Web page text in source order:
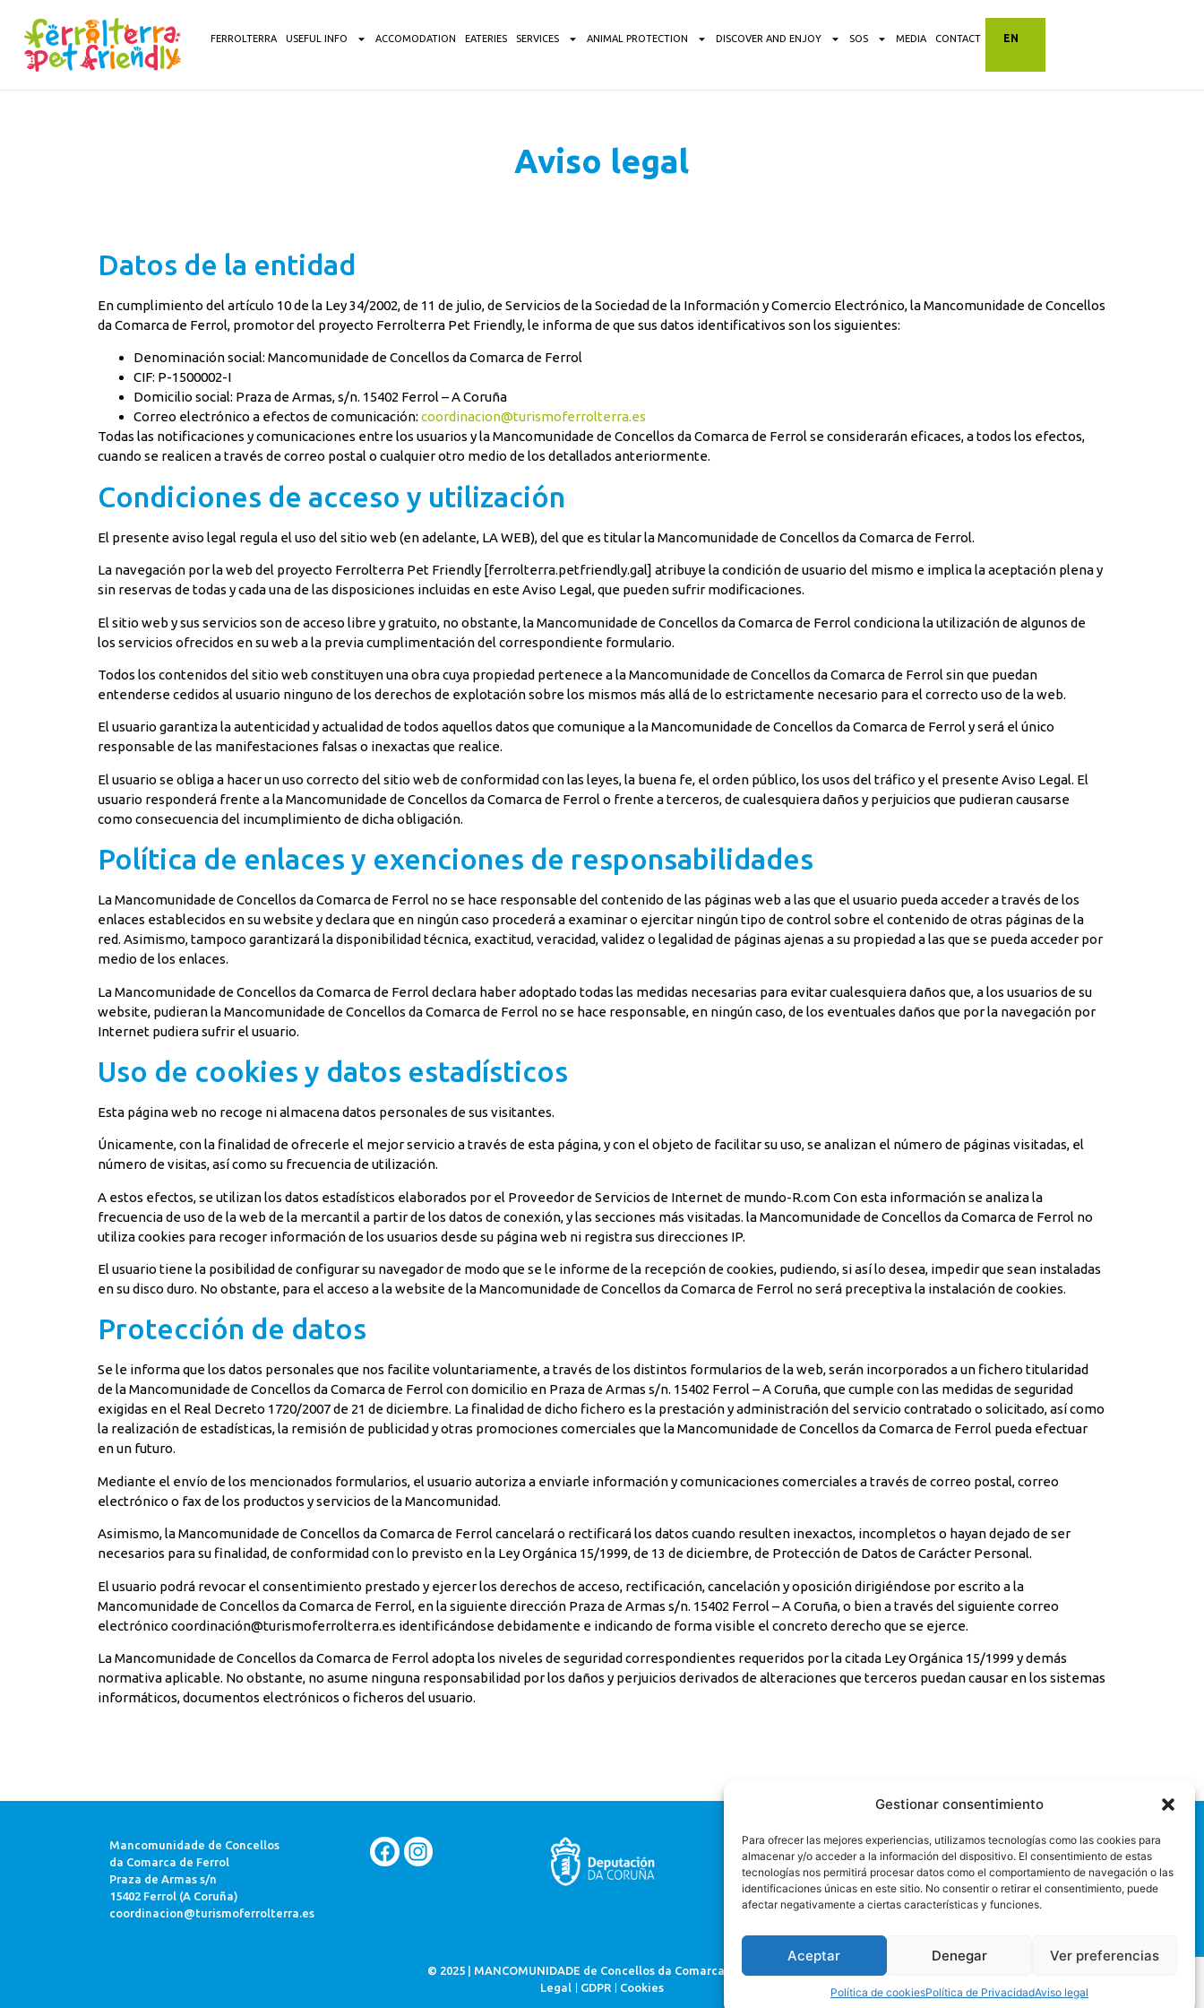
Gestionar consentimiento
Para ofrecer las mejores experiencias, utilizamos tecnologías como las cookies para
almacenar y/o acceder a la información del dispositivo. El consentimiento de estas
tecnologías nos permitirá procesar datos como el comportamiento de navegación o las
identificaciones únicas en este sitio. No consentir o retirar el consentimiento, puede
afectar negativamente a ciertas características y funciones.
Aceptar Denegar Ver preferencias
Política de cookiesPolítica de PrivacidadAviso legal
FERROLTERRA USEFUL INFO ACCOMODATION EATERIES SERVICES ANIMAL PROTECTION DISCOVER AND ENJOY SOS MEDIA CONTACT EN
Aviso legal
Datos de la entidad
En cumplimiento del artículo 10 de la Ley 34/2002, de 11 de julio, de Servicios de la Sociedad de la Información y Comercio Electrónico, la Mancomunidade de Concellos
da Comarca de Ferrol, promotor del proyecto Ferrolterra Pet Friendly, le informa de que sus datos identificativos son los siguientes:
Denominación social: Mancomunidade de Concellos da Comarca de Ferrol
CIF: P-1500002-I
Domicilio social: Praza de Armas, s/n. 15402 Ferrol – A Coruña
Correo electrónico a efectos de comunicación:coordinacion@turismoferrolterra.es
Todas las notificaciones y comunicaciones entre los usuarios y la Mancomunidade de Concellos da Comarca de Ferrol se considerarán eficaces, a todos los efectos,
cuando se realicen a través de correo postal o cualquier otro medio de los detallados anteriormente.
Condiciones de acceso y utilización
El presente aviso legal regula el uso del sitio web (en adelante, LA WEB), del que es titular la Mancomunidade de Concellos da Comarca de Ferrol.
La navegación por la web del proyecto Ferrolterra Pet Friendly [ferrolterra.petfriendly.gal] atribuye la condición de usuario del mismo e implica la aceptación plena y
sin reservas de todas y cada una de las disposiciones incluidas en este Aviso Legal, que pueden sufrir modificaciones.
El sitio web y sus servicios son de acceso libre y gratuito, no obstante, la Mancomunidade de Concellos da Comarca de Ferrol condiciona la utilización de algunos de
los servicios ofrecidos en su web a la previa cumplimentación del correspondiente formulario.
Todos los contenidos del sitio web constituyen una obra cuya propiedad pertenece a la Mancomunidade de Concellos da Comarca de Ferrol sin que puedan
entenderse cedidos al usuario ninguno de los derechos de explotación sobre los mismos más allá de lo estrictamente necesario para el correcto uso de la web.
El usuario garantiza la autenticidad y actualidad de todos aquellos datos que comunique a la Mancomunidade de Concellos da Comarca de Ferrol y será el único
responsable de las manifestaciones falsas o inexactas que realice.
El usuario se obliga a hacer un uso correcto del sitio web de conformidad con las leyes, la buena fe, el orden público, los usos del tráfico y el presente Aviso Legal. El
usuario responderá frente a la Mancomunidade de Concellos da Comarca de Ferrol o frente a terceros, de cualesquiera daños y perjuicios que pudieran causarse
como consecuencia del incumplimiento de dicha obligación.
Política de enlaces y exenciones de responsabilidades
La Mancomunidade de Concellos da Comarca de Ferrol no se hace responsable del contenido de las páginas web a las que el usuario pueda acceder a través de los
enlaces establecidos en su website y declara que en ningún caso procederá a examinar o ejercitar ningún tipo de control sobre el contenido de otras páginas de la
red. Asimismo, tampoco garantizará la disponibilidad técnica, exactitud, veracidad, validez o legalidad de páginas ajenas a su propiedad a las que se pueda acceder por
medio de los enlaces.
La Mancomunidade de Concellos da Comarca de Ferrol declara haber adoptado todas las medidas necesarias para evitar cualesquiera daños que, a los usuarios de su
website, pudieran la Mancomunidade de Concellos da Comarca de Ferrol no se hace responsable, en ningún caso, de los eventuales daños que por la navegación por
Internet pudiera sufrir el usuario.
Uso de cookies y datos estadísticos
Esta página web no recoge ni almacena datos personales de sus visitantes.
Únicamente, con la finalidad de ofrecerle el mejor servicio a través de esta página, y con el objeto de facilitar su uso, se analizan el número de páginas visitadas, el
número de visitas, así como su frecuencia de utilización.
A estos efectos, se utilizan los datos estadísticos elaborados por el Proveedor de Servicios de Internet de mundo-R.com Con esta información se analiza la
frecuencia de uso de la web de la mercantil a partir de los datos de conexión, y las secciones más visitadas. la Mancomunidade de Concellos da Comarca de Ferrol no
utiliza cookies para recoger información de los usuarios desde su página web ni registra sus direcciones IP.
El usuario tiene la posibilidad de configurar su navegador de modo que se le informe de la recepción de cookies, pudiendo, si así lo desea, impedir que sean instaladas
en su disco duro. No obstante, para el acceso a la website de la Mancomunidade de Concellos da Comarca de Ferrol no será preceptiva la instalación de cookies.
Protección de datos
Se le informa que los datos personales que nos facilite voluntariamente, a través de los distintos formularios de la web, serán incorporados a un fichero titularidad
de la Mancomunidade de Concellos da Comarca de Ferrol con domicilio en Praza de Armas s/n. 15402 Ferrol – A Coruña, que cumple con las medidas de seguridad
exigidas en el Real Decreto 1720/2007 de 21 de diciembre. La finalidad de dicho fichero es la prestación y administración del servicio contratado o solicitado, así como
la realización de estadísticas, la remisión de publicidad y otras promociones comerciales que la Mancomunidade de Concellos da Comarca de Ferrol pueda efectuar
en un futuro.
Mediante el envío de los mencionados formularios, el usuario autoriza a enviarle información y comunicaciones comerciales a través de correo postal, correo
electrónico o fax de los productos y servicios de la Mancomunidad.
Asimismo, la Mancomunidade de Concellos da Comarca de Ferrol cancelará o rectificará los datos cuando resulten inexactos, incompletos o hayan dejado de ser
necesarios para su finalidad, de conformidad con lo previsto en la Ley Orgánica 15/1999, de 13 de diciembre, de Protección de Datos de Carácter Personal.
El usuario podrá revocar el consentimiento prestado y ejercer los derechos de acceso, rectificación, cancelación y oposición dirigiéndose por escrito a la
Mancomunidade de Concellos da Comarca de Ferrol, en la siguiente dirección Praza de Armas s/n. 15402 Ferrol – A Coruña, o bien a través del siguiente correo
electrónico coordinación@turismoferrolterra.es identificándose debidamente e indicando de forma visible el concreto derecho que se ejerce.
La Mancomunidade de Concellos da Comarca de Ferrol adopta los niveles de seguridad correspondientes requeridos por la citada Ley Orgánica 15/1999 y demás
normativa aplicable. No obstante, no asume ninguna responsabilidad por los daños y perjuicios derivados de alteraciones que terceros puedan causar en los sistemas
informáticos, documentos electrónicos o ficheros del usuario.
Mancomunidade de Concellos
da Comarca de Ferrol
Praza de Armas s/n
15402 Ferrol (A Coruña)
coordinacion@turismoferrolterra.es
© 2025 | MANCOMUNIDADE de Concellos da Comarca de Ferrol
Legal
GDPR Cookies